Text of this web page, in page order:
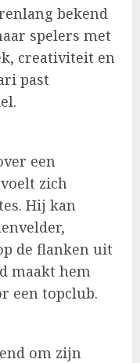
bekend
spelers met
creativiteit en
past
een
zich
Hij kan
de flanken uit
maakt hem
een topclub.
om zijn